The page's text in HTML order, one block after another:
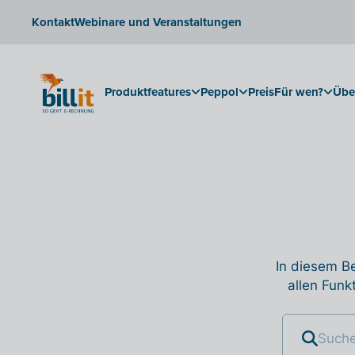
KontaktWebinare und Veranstaltungen
Produktfeatures Peppol PreisFür wen?
In diesem
allen